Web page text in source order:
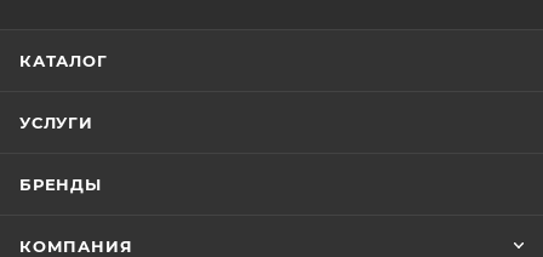
КАТАЛОГ
УСЛУГИ
БРЕНДЫ
КОМПАНИЯ